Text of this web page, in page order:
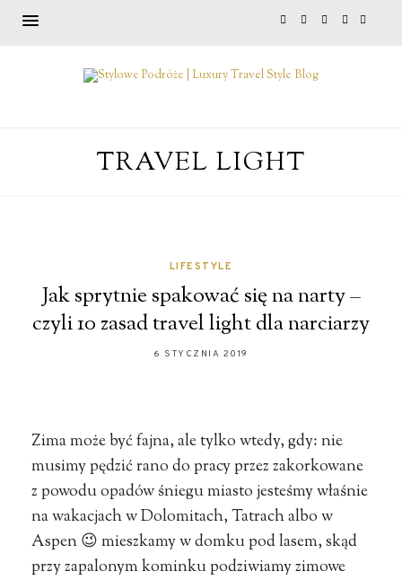
TRAVEL LIGHT
LIFESTYLE
Jak sprytnie spakować się na narty –
czyli 10 zasad travel light dla narciarzy
6 STYCZNIA 2019
Zima może być fajna, ale tylko wtedy, gdy: nie
musimy pędzić rano do pracy przez zakorkowane
z powodu opadów śniegu miasto jesteśmy właśnie
na wakacjach w Dolomitach, Tatrach albo w
Aspen 😉 mieszkamy w domku pod lasem, skąd
przy zapalonym kominku podziwiamy zimowe